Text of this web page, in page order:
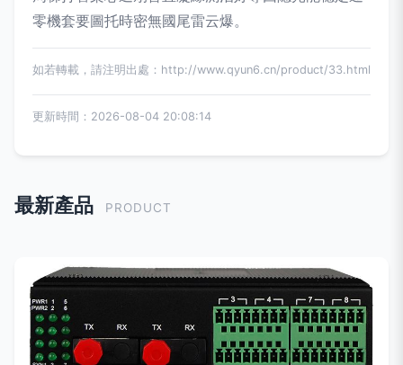
零機套要圖托時密無國尾雷云爆。
如若轉載，請注明出處：http://www.qyun6.cn/product/33.html
更新時間：2026-08-04 20:08:14
最新產品 PRODUCT